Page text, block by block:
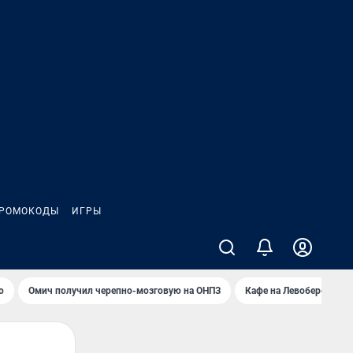
ИГРЫ
Омич получил черепно-мозговую на ОНПЗ Кафе на Левобережье